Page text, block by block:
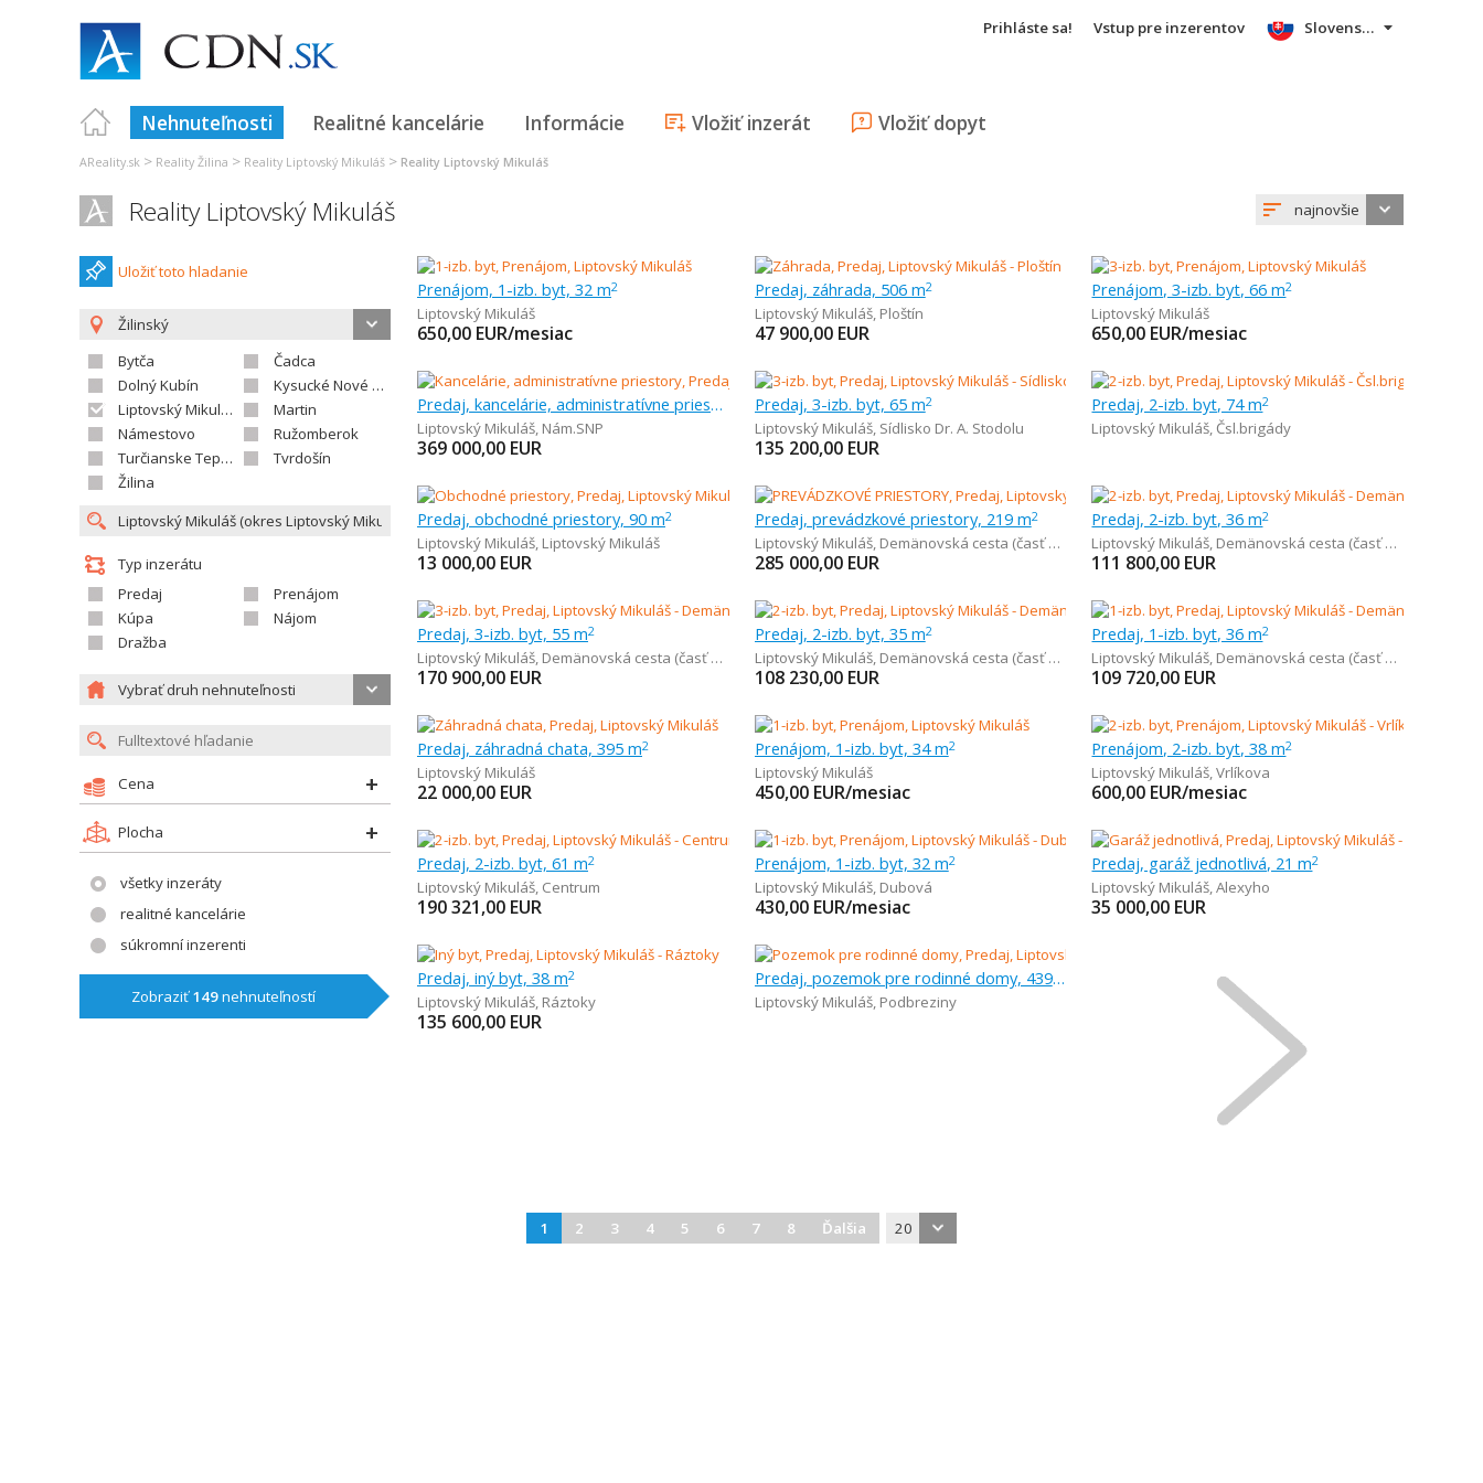
Prihláste sa! Vstup pre inzerentov
Nehnuteľnosti Realitné kancelárie Informácie Vložiť inzerát Vložiť dopyt
Slovensky
AReality.sk > Reality Žilina > Reality Liptovský Mikuláš > Reality Liptovský Mikuláš
Reality Liptovský Mikuláš najnovšie
Uložiť toto hladanie
Žilinský
Bytča
Čadca
Dolný Kubín
Kysucké Nové Mesto
Liptovský Mikuláš
Martin
Námestovo
Ružomberok
Turčianske Teplice
Tvrdošín
Žilina
Typ inzerátu
Predaj
Prenájom
Kúpa
Nájom
Dražba
Vybrať druh nehnuteľnosti
Cena
Plocha
všetky inzeráty
realitné kancelárie
súkromní inzerenti
Zobraziť149nehnuteľností
Prenájom, 1-izb. byt, 32 m2
Liptovský Mikuláš
650,00 EUR/mesiac
Predaj, záhrada, 506 m2
Liptovský Mikuláš, Ploštín
47 900,00 EUR
Prenájom, 3-izb. byt, 66 m2
Liptovský Mikuláš
650,00 EUR/mesiac
Predaj, kancelárie, administratívne priestory, 352 m
Liptovský Mikuláš, Nám.SNP
369 000,00 EUR
Predaj, 3-izb. byt, 65 m2
Liptovský Mikuláš, Sídlisko Dr. A. Stodolu
135 200,00 EUR
Predaj, 2-izb. byt, 74 m2
Liptovský Mikuláš, Čsl.brigády
Predaj, obchodné priestory, 90 m2
Liptovský Mikuláš, Liptovský Mikuláš
13 000,00 EUR
Predaj, prevádzkové priestory, 219 m2
Liptovský Mikuláš, Demänovská cesta (časť Demänová)
285 000,00 EUR
Predaj, 2-izb. byt, 36 m2
Liptovský Mikuláš, Demänovská cesta (časť Demänová)
111 800,00 EUR
Predaj, 3-izb. byt, 55 m2
Liptovský Mikuláš, Demänovská cesta (časť Demänová)
170 900,00 EUR
Predaj, 2-izb. byt, 35 m2
Liptovský Mikuláš, Demänovská cesta (časť Demänová)
108 230,00 EUR
Predaj, 1-izb. byt, 36 m2
Liptovský Mikuláš, Demänovská cesta (časť Demänová)
109 720,00 EUR
Predaj, záhradná chata, 395 m2
Liptovský Mikuláš
22 000,00 EUR
Prenájom, 1-izb. byt, 34 m2
Liptovský Mikuláš
450,00 EUR/mesiac
Prenájom, 2-izb. byt, 38 m2
Liptovský Mikuláš,Vrlíkova
600,00 EUR/mesiac
Predaj, 2-izb. byt, 61 m2
Liptovský Mikuláš, Centrum
190 321,00 EUR
Prenájom, 1-izb. byt, 32 m2
Liptovský Mikuláš, Dubová
430,00 EUR/mesiac
Predaj, garáž jednotlivá, 21 m2
Liptovský Mikuláš,Alexyho
35 000,00 EUR
Predaj, iný byt, 38 m2
Liptovský Mikuláš, Ráztoky
135 600,00 EUR
Predaj, pozemok pre rodinné domy, 439 m
Liptovský Mikuláš, Podbreziny
1 2 3 4 5 6 7 8 Ďalšia 20